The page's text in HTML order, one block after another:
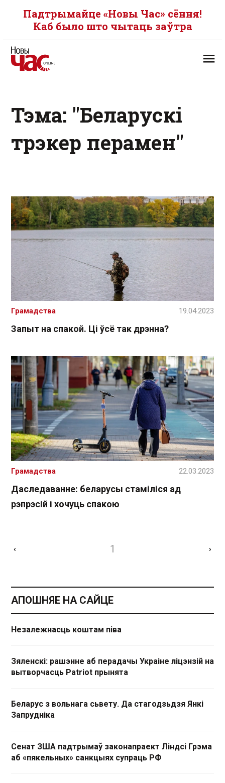
Падтрымайце «Новы Час» сёння!
Каб было што чытаць заўтра
Тэма: "Беларускі
трэкер перамен"
Запыт на спакой. Ці ўсё так дрэнна?
Грамадства 19.04.2023
Даследаванне: беларусы стаміліся ад
рэпрэсій і хочуць спакою
Грамадства 22.03.2023
‹ 1 ›
АПОШНЯЕ НА САЙЦЕ
Незалежнасць коштам піва
Зяленскі: рашэнне аб перадачы Украіне ліцэнзій на
вытворчасць Patriot прынята
Беларус з вольнага сьвету. Да стагодзьдзя Янкі
Запрудніка
Сенат ЗША падтрымаў законапраект Ліндсі Грэма
аб «пякельных» санкцыях супраць РФ